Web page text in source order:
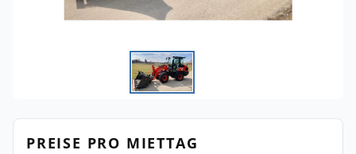
PREISE PRO MIETTAG